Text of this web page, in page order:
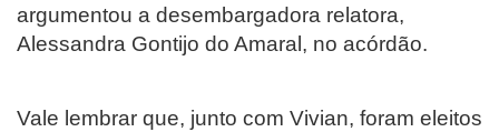
argumentou a desembargadora relatora,
Alessandra Gontijo do Amaral, no acórdão.
Vale lembrar que, junto com Vivian, foram eleitos